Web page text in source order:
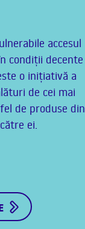
accesul
condiții decente
o inițiativă a
de cei mai
de produse din
ei.